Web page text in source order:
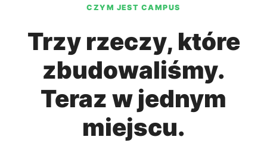
CZYM JEST CAMPUS
Trzy rzeczy, które
zbudowaliśmy.
Teraz w jednym
miejscu.